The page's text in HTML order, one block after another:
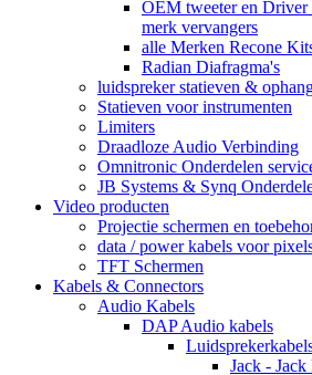
OEM tweeter en Driver
merk vervangers
alle Merken Recone
Radian Diafragma's
luidspreker statieven &
Statieven voor instrumenten
Limiters
Draadloze Audio Verbinding
Omnitronic Onderdelen
JB Systems & Synq
Video producten
Projectie schermen en
data / power kabels voor
TFT Schermen
Kabels & Connectors
Audio Kabels
DAP Audio kabels
Jack - Jack